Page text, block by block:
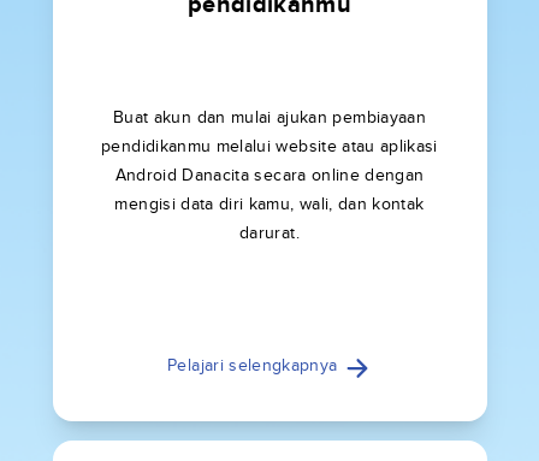
Buat akun dan mulai ajukan pembiayaan
pendidikanmu melalui website atau aplikasi
Android Danacita secara online dengan
mengisi data diri kamu, wali, dan kontak
darurat.
Pelajari selengkapnya